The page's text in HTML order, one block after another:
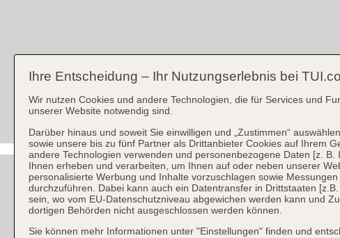
Ihre Entscheidung – Ihr Nutzungserlebnis bei
Wir nutzen Cookies und andere Technologien, die für Services und
unserer Website notwendig sind.
Darüber hinaus und soweit Sie einwilligen und „Zustimmen“
sowie unsere bis zu fünf Partner als Drittanbieter Cookies auf Ihrem
andere Technologien verwenden und personenbezogene Daten [z. B.
Ihnen erheben und verarbeiten, um Ihnen auf oder neben unserer
personalisierte Werbung und Inhalte vorzuschlagen sowie Messungen
durchzuführen. Dabei kann auch ein Datentransfer in Drittstaaten
sein, wo vom EU-Datenschutzniveau abgewichen werden kann und
dortigen Behörden nicht ausgeschlossen werden können.
Sie können mehr Informationen unter "Einstellungen" finden und